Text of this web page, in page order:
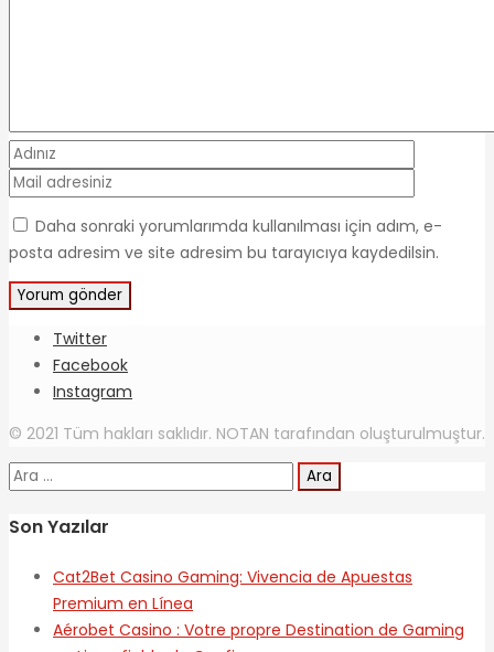
Daha sonraki yorumlarımda kullanılması için adım, e-
posta adresim ve site adresim bu tarayıcıya kaydedilsin.
Twitter
Facebook
Instagram
© 2021 Tüm hakları saklıdır. NOTAN tarafından oluşturulmuştur.
Arama:
Son Yazılar
Cat2Bet Casino Gaming: Vivencia de Apuestas
Premium en Línea
Aérobet Casino : Votre propre Destination de Gaming